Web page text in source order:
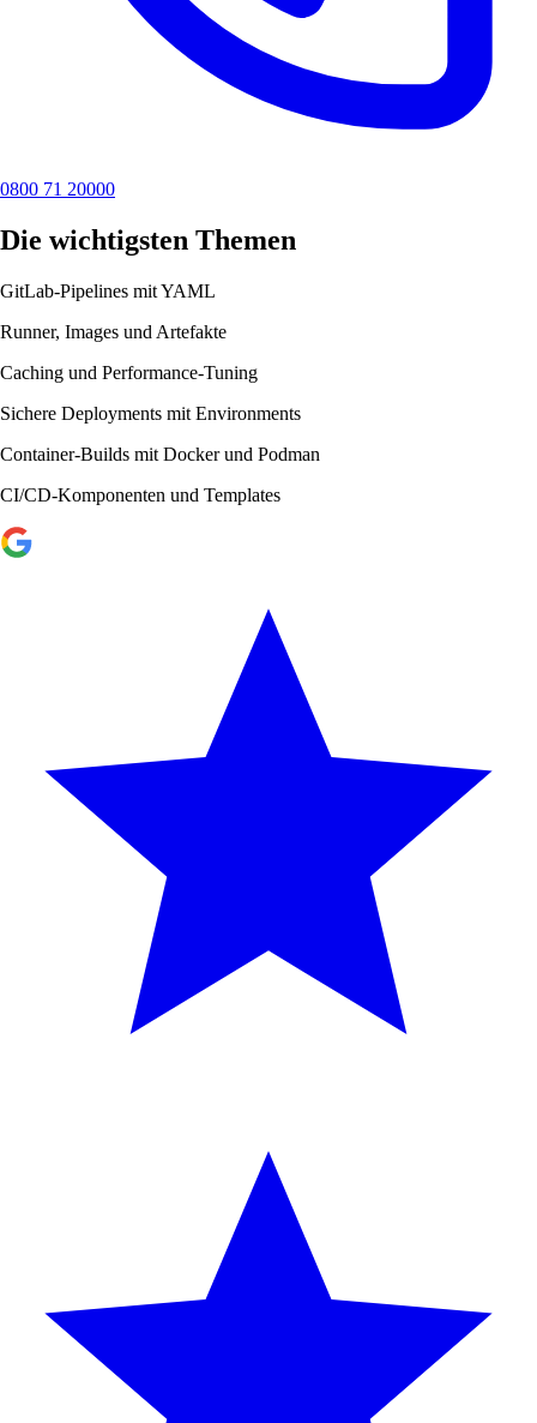
0800 71 20000
Die wichtigsten Themen
GitLab-Pipelines mit YAML
Runner, Images und Artefakte
Caching und Performance-Tuning
Sichere Deployments mit Environments
Container-Builds mit Docker und Podman
CI/CD-Komponenten und Templates